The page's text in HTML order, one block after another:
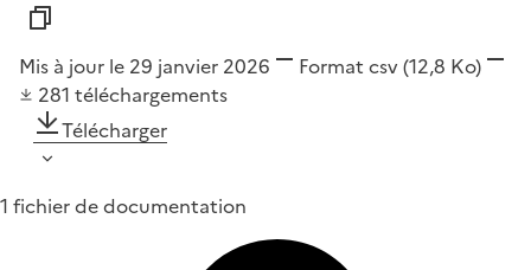
Mis à jour le 29 janvier 2026 Format csv(12,8 Ko)
281 téléchargements
Télécharger
1 fichier de documentation